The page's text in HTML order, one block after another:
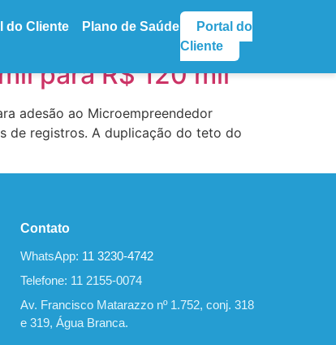
do Cliente Plano de Saúde
Portal do
Cliente
para R$ 120 mil
adesão ao Microempreendedor
de registros. A duplicação do teto do
Contato
WhatsApp: 11 3230-4742
Telefone: 11 2155-0074
Av. Francisco Matarazzo nº 1.752, conj. 318
e 319, Água Branca.